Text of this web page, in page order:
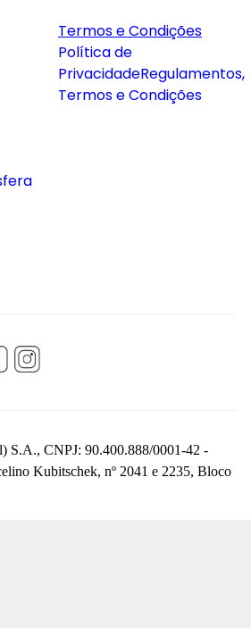
Termos e Condições
Política de
PrivacidadeRegulamentos,
Termos e Condições
S.A., CNPJ: 90.400.888/0001-42 -
Kubitschek, nº 2041 e 2235, Bloco